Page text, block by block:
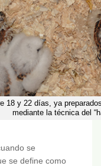
18 y 22 días, ya
mediante la técnica del
se
se define como